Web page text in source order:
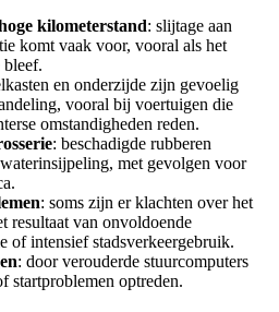
kilometerstand: slijtage aan
komt vaak voor, vooral als het
bleef.
en onderzijde zijn gevoelig
vooral bij voertuigen die
omstandigheden reden.
: beschadigde rubberen
met gevolgen voor
: soms zijn er klachten over het
resultaat van onvoldoende
of intensief stadsverkeergebruik.
: door verouderde stuurcomputers
startproblemen optreden.